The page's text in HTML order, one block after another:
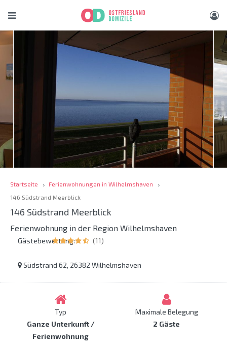
Startseite
Ferienwohnungen in Wilhelmshaven
146 Südstrand Meerblick
146 Südstrand Meerblick
Ferienwohnung in der Region Wilhelmshaven
Gästebewertung: (11)
Südstrand 62, 26382 Wilhelmshaven
Typ
Ganze Unterkunft /
Ferienwohnung
Maximale Belegung
2 Gäste